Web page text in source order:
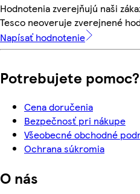
Hodnotenia zverejňujú naši
Tesco neoveruje zverejnené
Napísať hodnotenie
Potrebujete pomoc?
Cena doručenia
Bezpečnosť pri nákupe
Všeobecné obchodné
Ochrana súkromia
O nás